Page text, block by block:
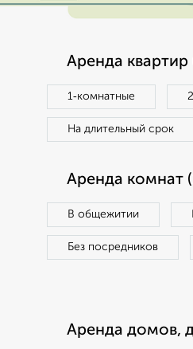
Аренда квартир
1‑комнатные
На длительный срок
Аренда комнат
В общежитии
Без посредников
Аренда домов,